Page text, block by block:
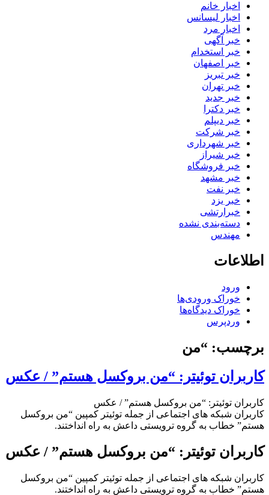
اخبار خانم
اخبار لیسانس
اخبار مرد
خبر آگهی
خبر استخدام
خبر اصفهان
خبر تبریز
خبر تهران
خبر جدید
خبر دکترا
خبر دیپلم
خبر شرکت
خبر شهرداری
خبر شیراز
خبر فروشگاه
خبر مشهد
خبر نفت
خبر یزد
خبرارتشی
دسته‌بندی نشده
مهندس
اطلاعات
ورود
خوراک ورودی‌ها
خوراک دیدگاه‌ها
وردپرس
برچسب: “من
کاربران توئیتر: “من بروکسل هستم” / عکس
کاربران توئیتر: “من بروکسل هستم” / عکس
کاربران شبکه های اجتماعی از جمله توئیتر کمپین “من بروکسل
هستم” خطاب به گروه ترویستی داعش به راه انداختند.
کاربران توئیتر: “من بروکسل هستم” / عکس
کاربران شبکه های اجتماعی از جمله توئیتر کمپین “من بروکسل
هستم” خطاب به گروه ترویستی داعش به راه انداختند.